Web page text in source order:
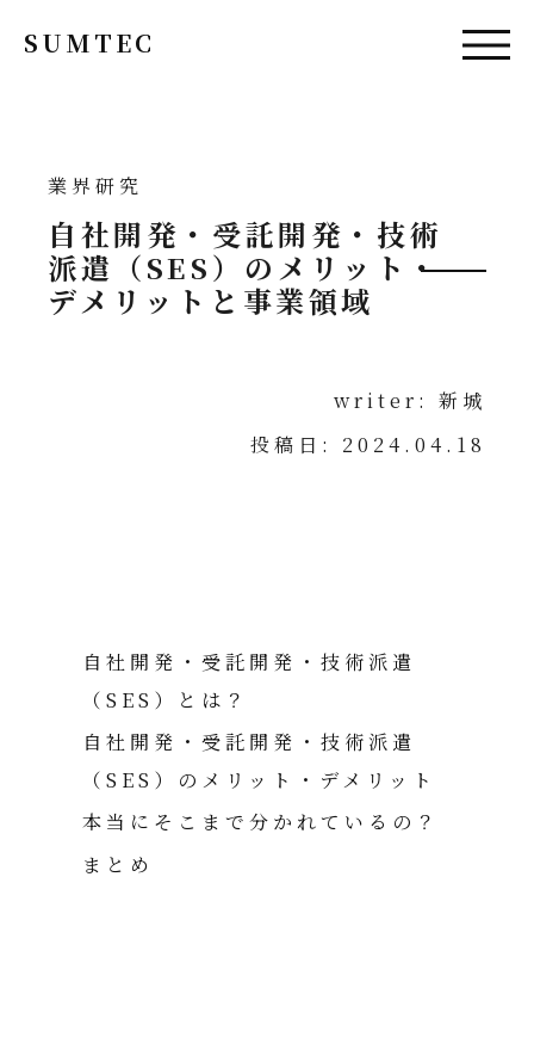
SUMTEC
Pick Up
社員インタビュー
求める人物像
ブログ
キャリア採用
業界研究
自社開発・受託開発・技術
派遣（SES）のメリット・
デメリットと事業領域
writer: 新城
投稿日: 2024.04.18
自社開発・受託開発・技術派遣
（SES）とは？
自社開発・受託開発・技術派遣
（SES）のメリット・デメリット
本当にそこまで分かれているの？
まとめ